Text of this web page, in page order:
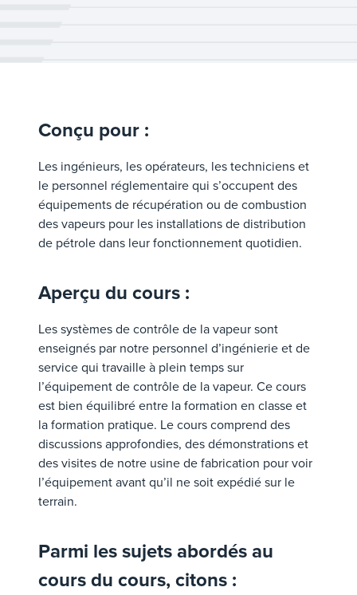
Conçu pour :
Les ingénieurs, les opérateurs, les techniciens et
le personnel réglementaire qui s’occupent des
équipements de récupération ou de combustion
des vapeurs pour les installations de distribution
de pétrole dans leur fonctionnement quotidien.
Aperçu du cours :
Les systèmes de contrôle de la vapeur sont
enseignés par notre personnel d’ingénierie et de
service qui travaille à plein temps sur
l’équipement de contrôle de la vapeur. Ce cours
est bien équilibré entre la formation en classe et
la formation pratique. Le cours comprend des
discussions approfondies, des démonstrations et
des visites de notre usine de fabrication pour voir
l’équipement avant qu’il ne soit expédié sur le
terrain.
Parmi les sujets abordés au
cours du cours, citons :